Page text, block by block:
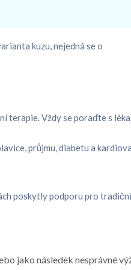
kuzu, nejedná se o
terapie. Vždy se poraďte s
průjmu, diabetu a
poskytly podporu pro
jako následek nesprávné